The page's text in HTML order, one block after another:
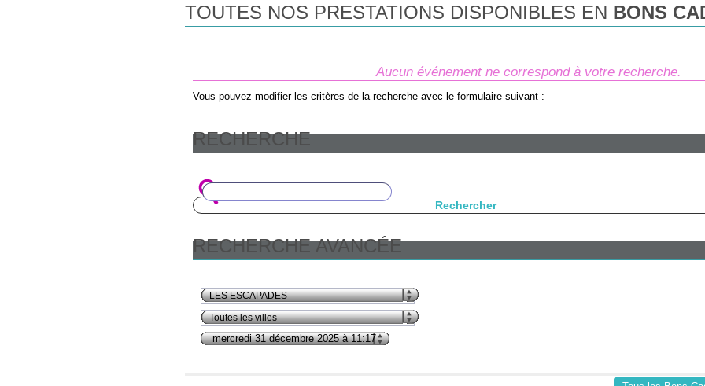
TOUTES NOS PRESTATIONS DISPONIBLES EN BONS
Aucun événement ne correspond à votre recherche.
Vous pouvez modifier les critères de la recherche avec le formulaire suivant :
RECHERCHE
Rechercher
RECHERCHE AVANCÉE